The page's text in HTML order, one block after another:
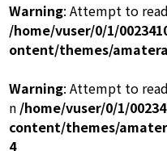
Warning: Attempt to
/home/vuser/0/1/
ontent/themes/
Warning: Attempt to
n /home/vuser/0/1/
content/themes/
4